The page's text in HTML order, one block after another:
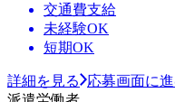
交通費支給
未経験OK
短期OK
詳細を見る
応募画面に